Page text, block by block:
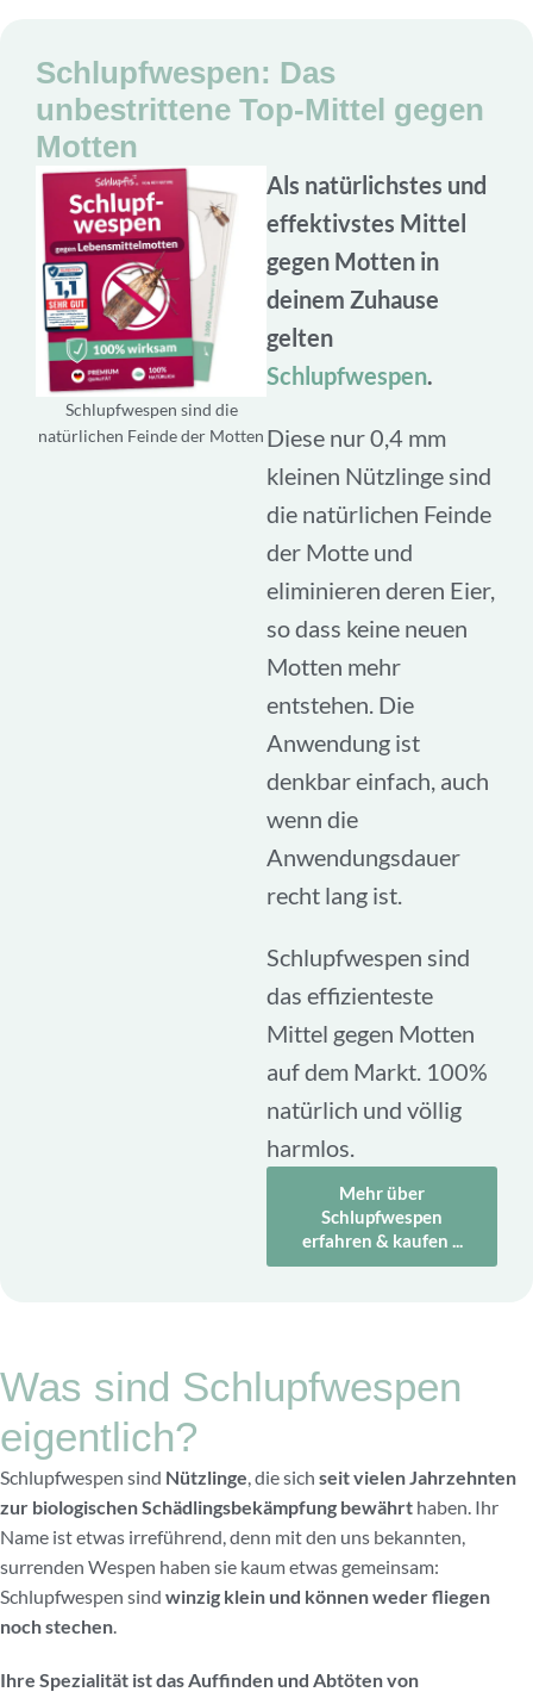
Schlupfwespen: Das
unbestrittene Top-Mittel gegen
Motten
Als natürlichstes und
effektivstes Mittel
gegen Motten in
deinem Zuhause
gelten
Schlupfwespen.
Diese nur 0,4 mm
kleinen Nützlinge sind
die natürlichen Feinde
der Motte und
eliminieren deren Eier,
so dass keine neuen
Motten mehr
entstehen. Die
Anwendung ist
denkbar einfach, auch
wenn die
Anwendungsdauer
recht lang ist.
Schlupfwespen sind
das effizienteste
Mittel gegen Motten
auf dem Markt. 100%
natürlich und völlig
harmlos.
Mehr über
Schlupfwespen
erfahren & kaufen ...
Schlupfwespen sind die
natürlichen Feinde der Motten
Was sind Schlupfwespen
eigentlich?
Schlupfwespen sind Nützlinge, die sich seit vielen Jahrzehnten
zur biologischen Schädlingsbekämpfung bewährt haben. Ihr
Name ist etwas irreführend, denn mit den uns bekannten,
surrenden Wespen haben sie kaum etwas gemeinsam:
Schlupfwespen sind winzig klein und können weder fliegen
noch stechen.
Ihre Spezialität ist das Auffinden und Abtöten von